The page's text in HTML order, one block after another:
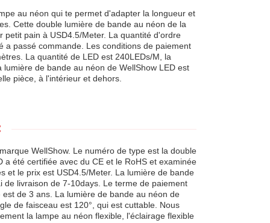
au néon qui te permet d'adapter la longueur et
Cette double lumière de bande au néon de la
pain à USD4.5/Meter. La quantité d'ordre
a passé commande. Les conditions de paiement
La quantité de LED est 240LEDs/M, la
de bande au néon de WellShow LED est
pièce, à l'intérieur et dehors.
WellShow. Le numéro de type est la double
été certifiée avec du CE et le RoHS et examinée
et le prix est USD4.5/Meter. La lumière de bande
livraison de 7-10days. Le terme de paiement
de 3 ans. La lumière de bande au néon de
de faisceau est 120°, qui est cuttable. Nous
la lampe au néon flexible, l'éclairage flexible